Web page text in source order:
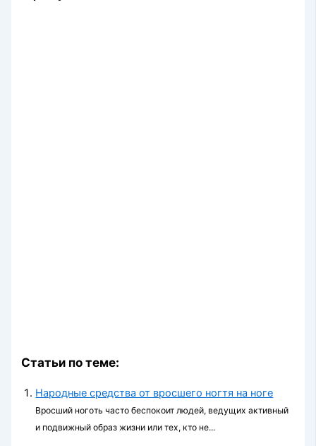
Статьи по теме:
Народные средства от вросшего ногтя на ноге
Вросший ноготь часто беспокоит людей, ведущих активный
и подвижный образ жизни или тех, кто не...